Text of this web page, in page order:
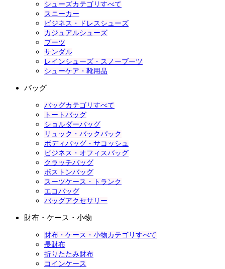
シューズカテゴリすべて
スニーカー
ビジネス・ドレスシューズ
カジュアルシューズ
ブーツ
サンダル
レインシューズ・スノーブーツ
シューケア・靴用品
バッグ
バッグカテゴリすべて
トートバッグ
ショルダーバッグ
リュック・バックパック
ボディバッグ・サコッシュ
ビジネス・オフィスバッグ
クラッチバッグ
ボストンバッグ
スーツケース・トランク
エコバッグ
バッグアクセサリー
財布・ケース・小物
財布・ケース・小物カテゴリすべて
長財布
折りたたみ財布
コインケース